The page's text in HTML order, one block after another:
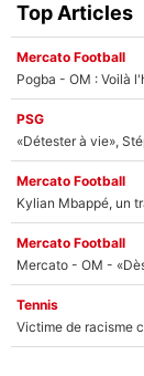
Top Articles
Mercato Football
Pogba - OM : Voilà
PSG
«Détester à vie»,
Mercato Football
Kylian Mbappé, un
Mercato Football
Tennis